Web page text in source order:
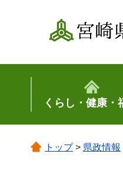
宮崎県
くらし・健康・
トップ> 県政情報